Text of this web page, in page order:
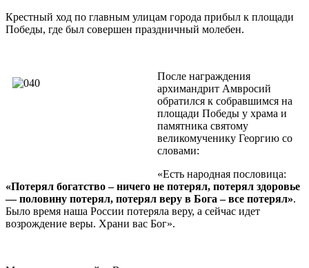
Крестный ход по главным улицам города прибыл к площади
Победы, где был совершен праздничный молебен.
После награждения
архимандрит Амвросий
обратился к собравшимся на
площади Победы у храма и
памятника святому
великомученику Георгию со
словами:
«Есть народная пословица:
«Потерял богатство – ничего не потерял, потерял здоровье
— половину потерял, потерял веру в Бога – все потерял».
Было время наша России потеряла веру, а сейчас идет
возрождение веры. Храни вас Бог».